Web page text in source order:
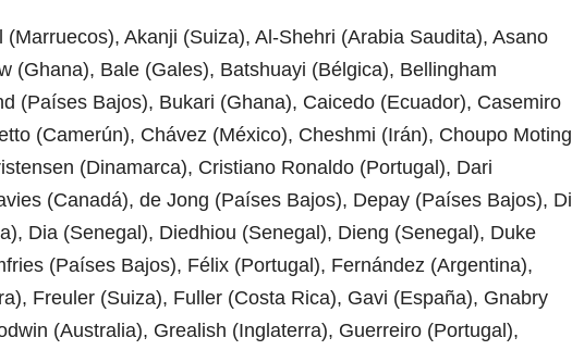
(Marruecos), Akanji (Suiza), Al-Shehri (Arabia Saudita), Asano
(Ghana), Bale (Gales), Batshuayi (Bélgica), Bellingham
(Países Bajos), Bukari (Ghana), Caicedo (Ecuador), Casemiro
(Camerún), Chávez (México), Cheshmi (Irán), Choupo Moting
(Dinamarca), Cristiano Ronaldo (Portugal), Dari
(Canadá), de Jong (Países Bajos), Depay (Países Bajos), Di
Dia (Senegal), Diedhiou (Senegal), Dieng (Senegal), Duke
(Países Bajos), Félix (Portugal), Fernández (Argentina),
Freuler (Suiza), Fuller (Costa Rica), Gavi (España), Gnabry
(Australia), Grealish (Inglaterra), Guerreiro (Portugal),